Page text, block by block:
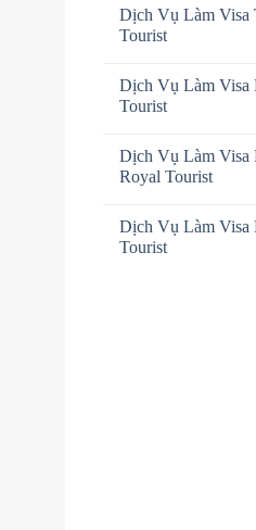
Dịch Vụ Làm Visa
Tourist
Dịch Vụ Làm Visa
Tourist
Dịch Vụ Làm Visa
Royal Tourist
Dịch Vụ Làm Visa
Tourist